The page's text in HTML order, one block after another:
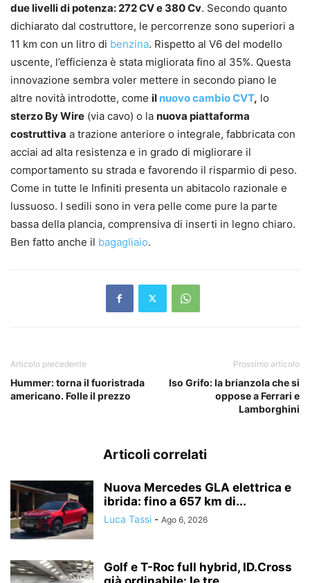
due livelli di potenza: 272 CV e 380 Cv. Secondo quanto
dichiarato dal costruttore, le percorrenze sono superiori a
11 km con un litro di benzina. Rispetto al V6 del modello
uscente, l’efficienza è stata migliorata fino al 35%. Questa
innovazione sembra voler mettere in secondo piano le
altre novità introdotte, come il nuovo cambio CVT, lo
sterzo By Wire (via cavo) o la nuova piattaforma
costruttiva a trazione anteriore o integrale, fabbricata con
acciai ad alta resistenza e in grado di migliorare il
comportamento su strada e favorendo il risparmio di peso.
Come in tutte le Infiniti presenta un abitacolo razionale e
lussuoso. I sedili sono in vera pelle come pure la parte
bassa della plancia, comprensiva di inserti in legno chiaro.
Ben fatto anche il bagagliaio.
Articolo precedente
Hummer: torna il fuoristrada
americano. Folle il prezzo
Prossimo articolo
Iso Grifo: la brianzola che si
oppose a Ferrari e
Lamborghini
Articoli correlati
Nuova Mercedes GLA elettrica e
ibrida: fino a 657 km di...
Luca Tassi - Ago 6, 2026
Golf e T-Roc full hybrid, ID.Cross